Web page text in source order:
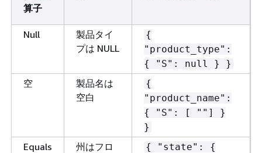
算子
Null
製品タイ
プは NULL
{
"product_type":
{
"S": null } }
空
製品名は
空白
{
"product_name":
{
"S": [ ""] }
}
Equals
州はフロ
{ "state": {